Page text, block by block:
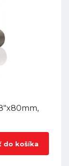
do košíka